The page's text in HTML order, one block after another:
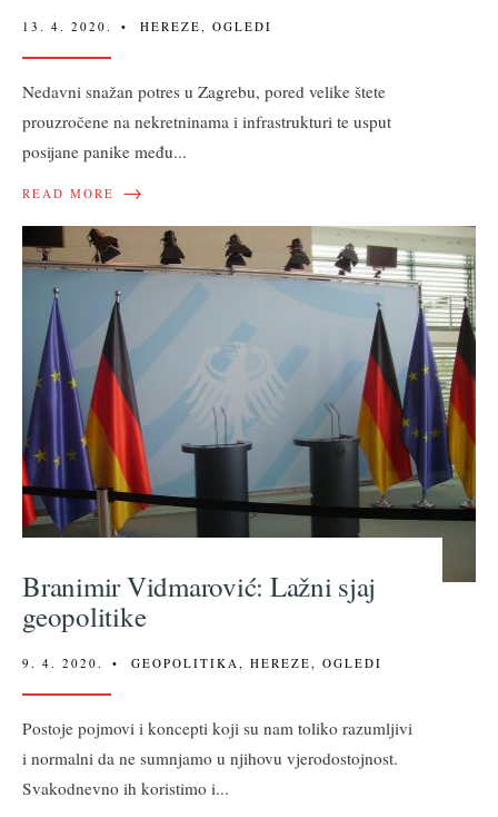
13. 4. 2020. • HEREZE, OGLEDI
Nedavni snažan potres u Zagrebu, pored velike štete
prouzročene na nekretninama i infrastrukturi te usput
posijane panike među...
READ MORE →
Branimir Vidmarović: Lažni sjaj
geopolitike
9. 4. 2020. • GEOPOLITIKA HEREZE OGLEDI
Postoje pojmovi i koncepti koji su nam toliko razumljivi
i normalni da ne sumnjamo u njihovu vjerodostojnost.
Svakodnevno ih koristimo i...